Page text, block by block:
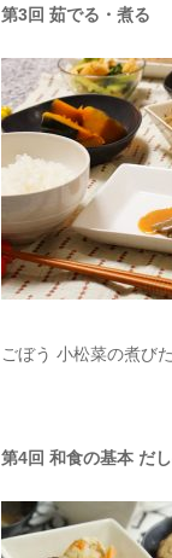
第3回 茹でる・煮る
ごぼう 小松菜の煮び
第4回 和食の基本 だ